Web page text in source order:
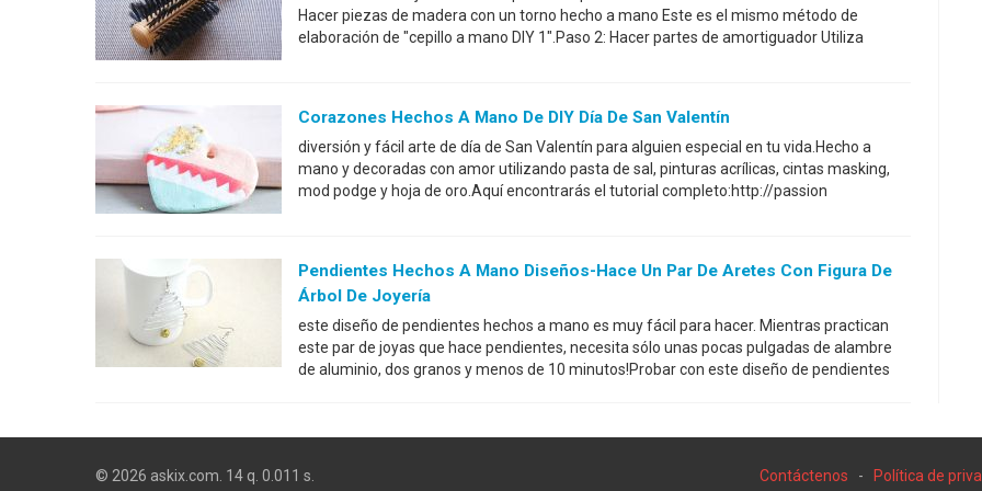
Hacer piezas de madera con un torno hecho a mano Este es el mismo método de
elaboración de "cepillo a mano DIY 1".Paso 2: Hacer partes de amortiguador Utiliza
Corazones Hechos A Mano De DIY Día De San Valentín
diversión y fácil arte de día de San Valentín para alguien especial en tu vida.Hecho a
mano y decoradas con amor utilizando pasta de sal, pinturas acrílicas, cintas masking,
mod podge y hoja de oro.Aquí encontrarás el tutorial completo:http://passion
Pendientes Hechos A Mano Diseños-Hace Un Par De Aretes Con Figura De
Árbol De Joyería
este diseño de pendientes hechos a mano es muy fácil para hacer. Mientras practican
este par de joyas que hace pendientes, necesita sólo unas pocas pulgadas de alambre
de aluminio, dos granos y menos de 10 minutos!Probar con este diseño de pendientes
© 2026 askix.com. 14 q. 0.011 s. Contáctenos - Política de